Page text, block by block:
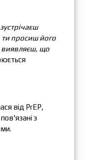
ти просиш його
виявляєш, що
від PrEP,
з